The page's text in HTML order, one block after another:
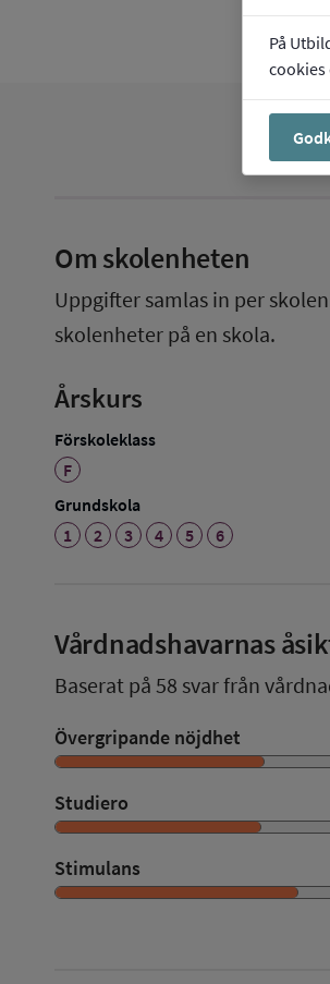
På
cookies
Om skolenheten
Uppgifter samlas in per
skolenheter på en skola.
Årskurs
Förskoleklass
F
Grundskola
1
2 3 4 5 6
Vårdnadshavarnas
Baserat på 58 svar från
Övergripande nöjdhet
Studiero
Stimulans